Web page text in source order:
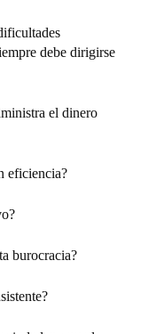
debe dirigirse
el dinero
eficiencia?
burocracia?